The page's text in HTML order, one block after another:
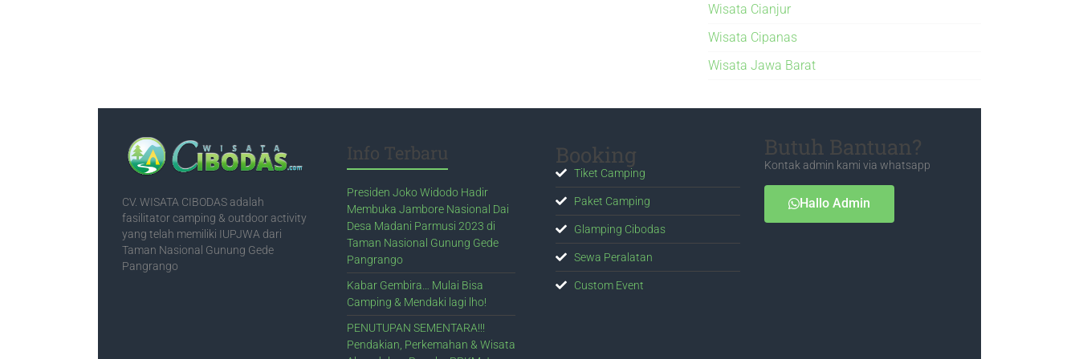
Wisata Cianjur
Wisata Cipanas
Wisata Jawa Barat
CV. WISATA CIBODAS adalah
fasilitator camping & outdoor activity
yang telah memiliki IUPJWA dari
Taman Nasional Gunung Gede
Pangrango
Info Terbaru
Presiden Joko Widodo Hadir
Membuka Jambore Nasional Dai
Desa Madani Parmusi 2023 di
Taman Nasional Gunung Gede
Pangrango
Kabar Gembira… Mulai Bisa
Camping & Mendaki lagi lho!
PENUTUPAN SEMENTARA!!!
Pendakian, Perkemahan & Wisata
Booking
Tiket Camping
Paket Camping
Glamping Cibodas
Sewa Peralatan
Custom Event
Butuh Bantuan?
Kontak admin kami via whatsapp
Hallo Admin